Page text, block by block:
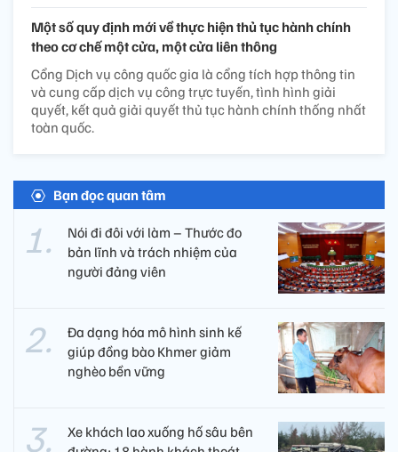
Một số quy định mới về thực hiện thủ tục hành chính
theo cơ chế một cửa, một cửa liên thông
Cổng Dịch vụ công quốc gia là cổng tích hợp thông tin
và cung cấp dịch vụ công trực tuyến, tình hình giải
quyết, kết quả giải quyết thủ tục hành chính thống nhất
toàn quốc.
Bạn đọc quan tâm
Nói đi đôi với làm – Thước đo
bản lĩnh và trách nhiệm của
người đảng viên​
Đa dạng hóa mô hình sinh kế
giúp đồng bào Khmer giảm
nghèo bền vững
Xe khách lao xuống hố sâu bên